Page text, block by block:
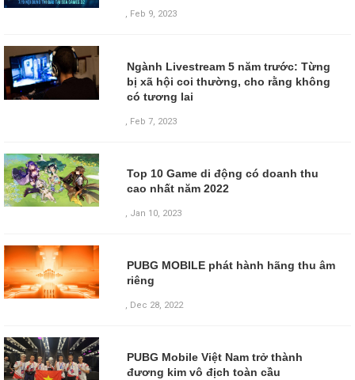
, Feb 9, 2023
Ngành Livestream 5 năm trước: Từng
bị xã hội coi thường, cho rằng không
có tương lai
, Feb 7, 2023
Top 10 Game di động có doanh thu
cao nhất năm 2022
, Jan 10, 2023
PUBG MOBILE phát hành hãng thu âm
riêng
, Dec 28, 2022
PUBG Mobile Việt Nam trở thành
đương kim vô địch toàn cầu